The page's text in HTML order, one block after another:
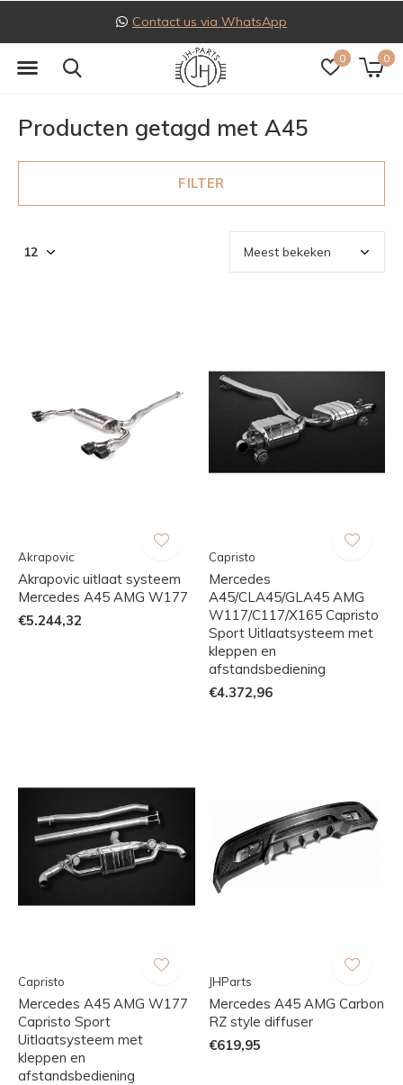
0 0
Contact us via WhatsApp
Producten getagd met A45
FILTER
Akrapovic
Akrapovic uitlaat systeem
Mercedes A45 AMG W177
€5.244,32
Capristo
Mercedes
A45/CLA45/GLA45 AMG
W117/C117/X165 Capristo
Sport Uitlaatsysteem met
kleppen en
afstandsbediening
€4.372,96
Capristo
Mercedes A45 AMG W177
Capristo Sport
Uitlaatsysteem met
kleppen en
afstandsbediening
JHParts
Mercedes A45 AMG Carbon
RZ style diffuser
€619,95